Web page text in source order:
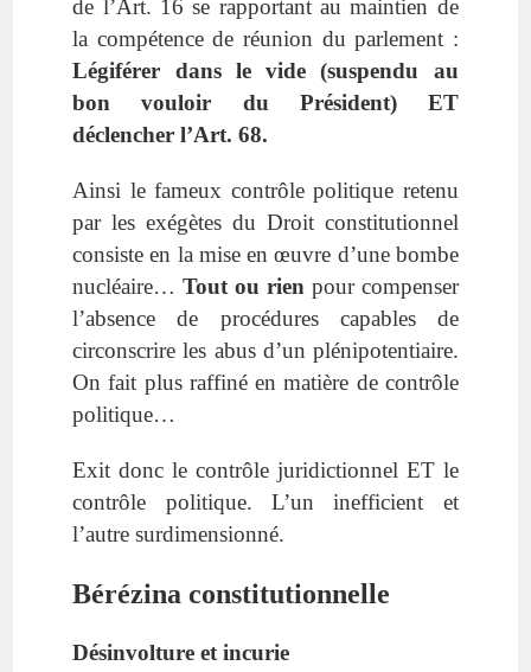
de l’Art. 16 se rapportant au maintien de
la compétence de réunion du parlement :
Légiférer dans le vide (suspendu au
bon vouloir du Président) ET
déclencher l’Art. 68.
Ainsi le fameux contrôle politique retenu
par les exégètes du Droit constitutionnel
consiste en la mise en œuvre d’une bombe
nucléaire…Tout ou rien pour compenser
l’absence de procédures capables de
circonscrire les abus d’un plénipotentiaire.
On fait plus raffiné en matière de contrôle
politique…
Exit donc le contrôle juridictionnel ET le
contrôle politique. L’un inefficient et
l’autre surdimensionné.
Bérézina constitutionnelle
Désinvolture et incurie